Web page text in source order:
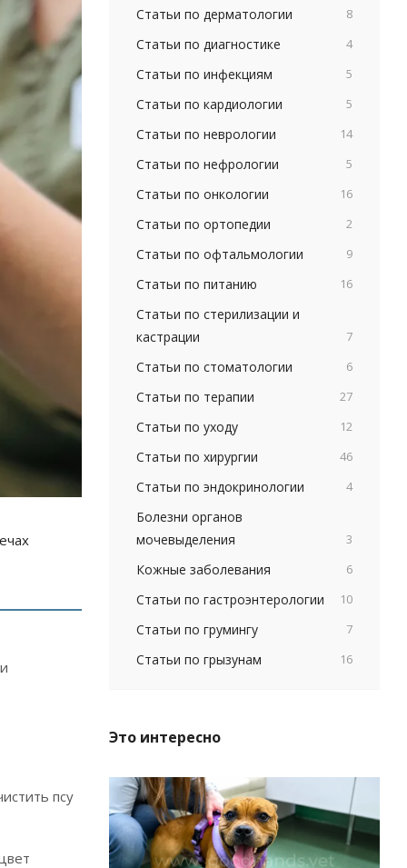
псу
Статьи по дерматологии 8
Статьи по диагностике 4
Статьи по инфекциям 5
Статьи по кардиологии 5
Статьи по неврологии 14
Статьи по нефрологии 5
Статьи по онкологии 16
Статьи по ортопедии 2
Статьи по офтальмологии 9
Статьи по питанию 16
Статьи по стерилизации и
кастрации
7
Статьи по стоматологии 6
Статьи по терапии 27
Статьи по уходу 12
Статьи по хирургии 46
Статьи по эндокринологии 4
Болезни органов
мочевыделения
3
Кожные заболевания 6
Статьи по гастроэнтерологии 10
Статьи по грумингу 7
Статьи по грызунам 16
Это интересно